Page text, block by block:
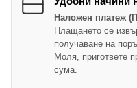
Наложен платеж
Плащането се
получаване на
Моля, пригответе
сума.